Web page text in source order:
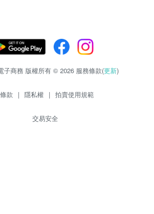
子商務 版權所有 © 2026 服務條款(更新)
款 | 隱私權 | 拍賣使用規範
交易安全